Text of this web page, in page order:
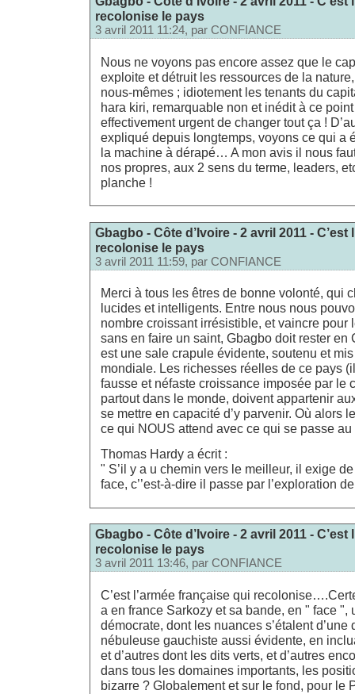
recolonise le pays
3 avril 2011 11:24, par CONFIANCE
Nous ne voyons pas encore assez que le
exploite et détruit les ressources de la
nous-mêmes ; idiotement les tenants du
hara kiri, remarquable non et inédit à ce
effectivement urgent de changer tout ça !
expliqué depuis longtemps, voyons ce qui a
la machine à dérapé… A mon avis il nous
nos propres, aux 2 sens du terme, leaders,
planche !
Gbagbo - Côte d’Ivoire - 2 avril 2011 -
recolonise le pays
3 avril 2011 11:59, par CONFIANCE
Merci à tous les êtres de bonne volonté, qui
lucides et intelligents. Entre nous nous
nombre croissant irrésistible, et vaincre pour
sans en faire un saint, Gbagbo doit rester en
est une sale crapule évidente, soutenu et
mondiale. Les richesses réelles de ce pays
fausse et néfaste croissance imposée par le
partout dans le monde, doivent appartenir
se mettre en capacité d’y parvenir. Où alors
ce qui NOUS attend avec ce qui se passe au
Thomas Hardy a écrit :
" S’il y a u chemin vers le meilleur, il exige
face, c’’est-à-dire il passe par l’exploration
Gbagbo - Côte d’Ivoire - 2 avril 2011 -
recolonise le pays
3 avril 2011 13:46, par CONFIANCE
C’est l’armée française qui
a en france Sarkozy et sa bande, en " face ",
démocrate, dont les nuances s’étalent
nébuleuse gauchiste aussi évidente, en
et d’autres dont les dits verts, et d’autres
dans tous les domaines importants, les
bizarre ? Globalement et sur le fond, pour le